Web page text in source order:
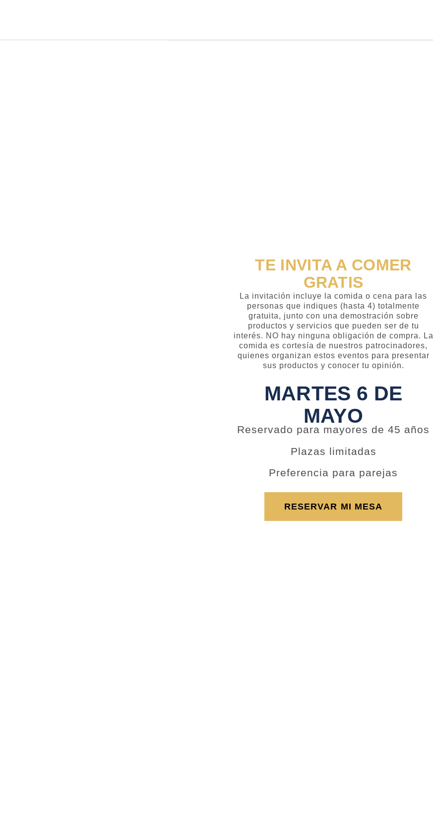
TE INVITA A COMER
GRATIS
La invitación incluye la comida o cena para las
personas que indiques (hasta 4) totalmente
gratuita, junto con una demostración sobre
productos y servicios que pueden ser de tu
interés. NO hay ninguna obligación de compra. La
comida es cortesía de nuestros patrocinadores,
quienes organizan estos eventos para presentar
sus productos y conocer tu opinión.
MARTES 6 DE
MAYO
Reservado para mayores de 45 años
Plazas limitadas
Preferencia para parejas
RESERVAR MI MESA